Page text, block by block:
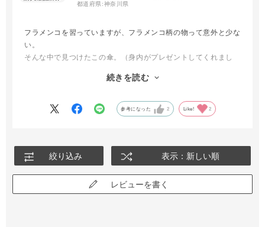
都道府県:神奈川県
フラメンコを習っていますが、フラメンコ柄の物って意外と少な
い。
そんな中で見つけたこの傘。（身内がプレゼントしてくれまし
品質は間違いのない安心感ですし、踊り仲間からも羨ましがられ
続きを読む
参考になった 2 Like! 2
絞り込み 表示：新しい順
レビューを書く